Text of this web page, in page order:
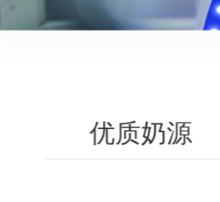
优质奶源